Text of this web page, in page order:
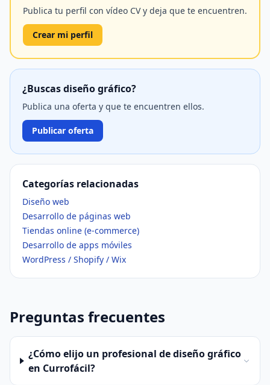
Publica tu perfil con vídeo CV y deja que te encuentren.
Crear mi perfil
¿Buscas diseño gráfico?
Publica una oferta y que te encuentren ellos.
Publicar oferta
Categorías relacionadas
Diseño web
Desarrollo de páginas web
Tiendas online (e-commerce)
Desarrollo de apps móviles
WordPress / Shopify / Wix
Preguntas frecuentes
¿Cómo elijo un profesional de diseño gráfico
en Currofácil?